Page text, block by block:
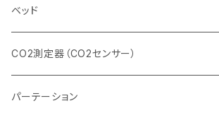
ベッド
CO2測定器（CO2センサー）
パーテーション